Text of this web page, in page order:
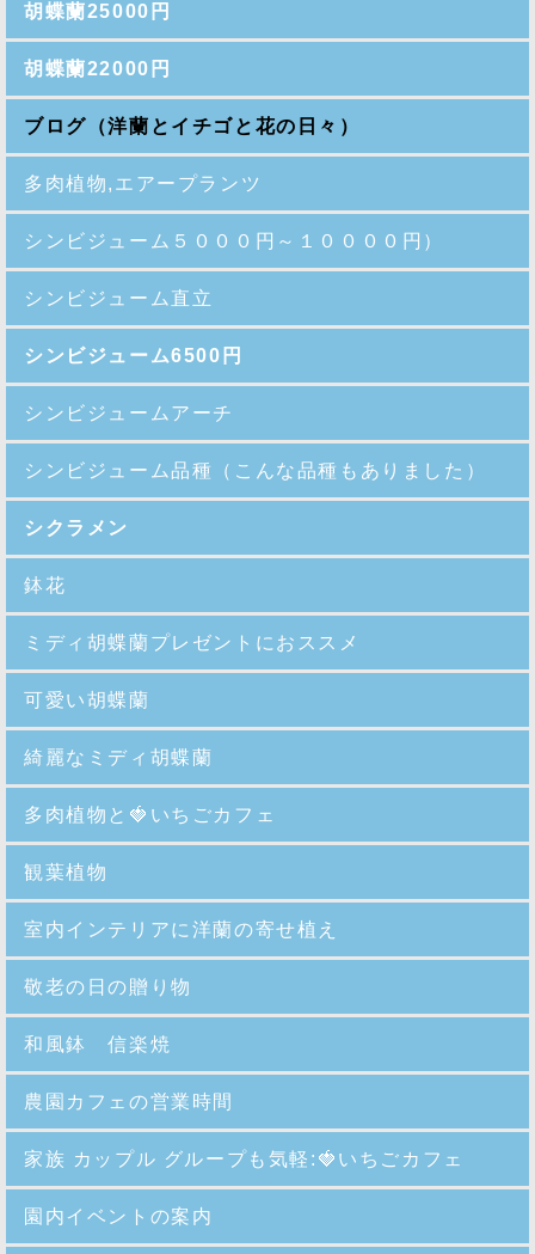
胡蝶蘭25000円
胡蝶蘭22000円
ブログ（洋蘭とイチゴと花の日々）
多肉植物,エアープランツ
シンビジューム５０００円～１００００円）
シンビジューム直立
シンビジューム6500円
シンビジュームアーチ
シンビジューム品種 （こんな品種もありました）
シクラメン
鉢花
ミディ胡蝶蘭プレゼントにおススメ
可愛い胡蝶蘭
綺麗なミディ胡蝶蘭
多肉植物と🍓いちごカフェ
観葉植物
室内インテリアに洋蘭の寄せ植え
敬老の日の贈り物
和風鉢 信楽焼
農園カフェの営業時間
家族 カップル グループも気軽:🍓いちごカフェ
園内イベントの案内